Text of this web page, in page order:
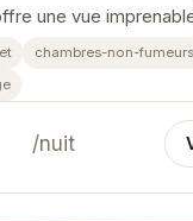
une vue
romantique
chambres-non-fumeurs
/nuit